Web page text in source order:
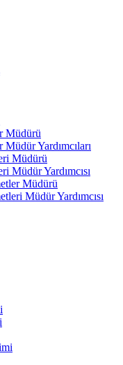
Müdürü
Yardımcıları
Müdürü
Müdür Yardımcısı
Müdürü
Müdür Yardımcısı